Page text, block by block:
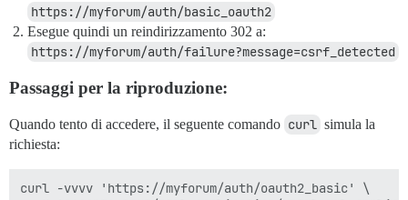
https://myforum/auth/basic_oauth2
Esegue quindi un reindirizzamento 302 a:
https://myforum/auth/failure?message=csrf_detected
Passaggi per la riproduzione:
Quando tento di accedere, il seguente comando curl simula la
richiesta:
curl -vvvv 'https://myforum/auth/oauth2_basic' \